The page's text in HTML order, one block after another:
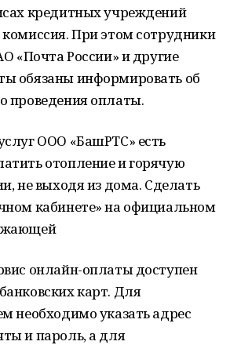
кредитных учреждений
комиссия. При этом сотрудники
«Почта России» и другие
обязаны информировать об
проведения оплаты.
ООО «БашРТС» есть
отопление и горячую
не выходя из дома. Сделать
кабинете» на официальном
онлайн-оплаты доступен
карт. Для
необходимо указать адрес
и пароль, а для